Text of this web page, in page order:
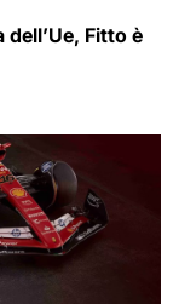
dell’Ue, Fitto è